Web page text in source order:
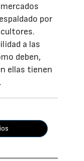
por
a las
deben,
ellas tienen